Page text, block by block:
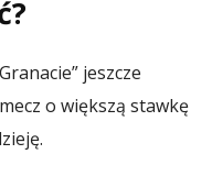
jeszcze
o większą stawkę